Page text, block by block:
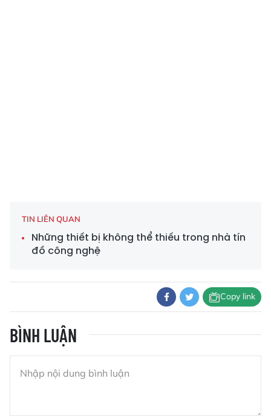
TIN LIÊN QUAN
Những thiết bị không thể thiếu trong nhà tín
đồ công nghệ
Copy link
BÌNH LUẬN